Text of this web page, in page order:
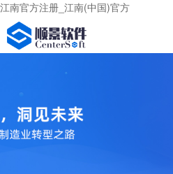
江南官方注册_江南(中国)官方